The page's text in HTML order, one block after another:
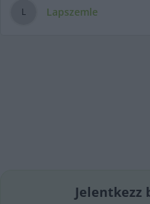
üzemátadójára.
L Lapszemle
Jelentkezz